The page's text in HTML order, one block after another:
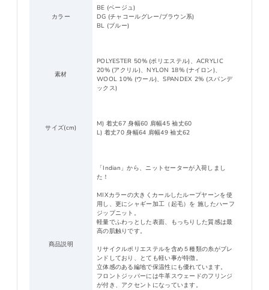
カラー
BE (ベージュ)
DG (チャコールグレー/ブラウン系)
BL (ブルー)
素材
POLYESTER 50% (ポリエステル)、ACRYLIC
20% (アクリル)、NYLON 18% (ナイロン)、
WOOL 10% (ウール)、SPANDEX 2% (スパンデ
ックス)
サイズ(cm)
M) 着丈67 身幅60 肩幅45 袖丈60
L) 着丈70 身幅64 肩幅49 袖丈62
商品説明
「Indian」から、ニットセーターが入荷しまし
た！
MIXカラーの大きくカールしたループヤーンを使
用し、更にシャギー加工（起毛）を 施したハーフ
ジップニット。
軽量でふわっとした表面、もっちりした質感は最
高の肌触りです。
リサイクルポリエステルを含め５種類の糸がブレ
ンドしており、とても軽い事が特徴。
立体感のある編地で保温性にも優れています。
フロントジッパーには牛革スウェードのフリンジ
が付き、アクセントになっています。